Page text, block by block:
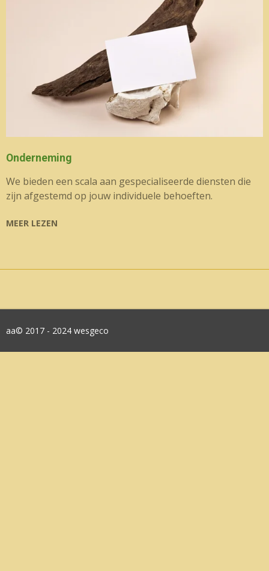
Onderneming
We bieden een scala aan gespecialiseerde diensten die
zijn afgestemd op jouw individuele behoeften.
MEER LEZEN
aa© 2017 - 2024 wesgeco